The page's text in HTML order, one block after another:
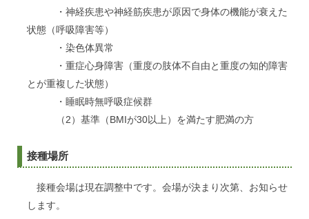
・神経疾患や神経筋疾患が原因で身体の機能が衰えた
状態（呼吸障害等）
・染色体異常
・重症心身障害（重度の肢体不自由と重度の知的障害
とが重複した状態）
・睡眠時無呼吸症候群
（2）基準（BMIが30以上）を満たす肥満の方
接種場所
接種会場は現在調整中です。会場が決まり次第、お知らせ
します。